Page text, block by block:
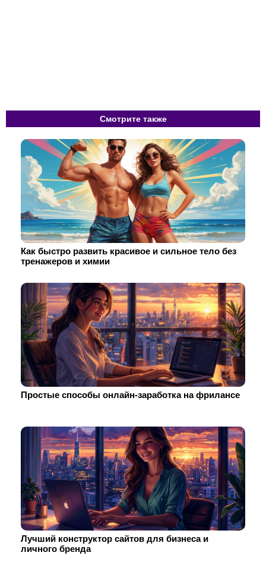
Смотрите также
Как быстро развить красивое и сильное тело без
тренажеров и химии
Простые способы онлайн-заработка на фрилансе
Лучший конструктор сайтов для бизнеса и
личного бренда